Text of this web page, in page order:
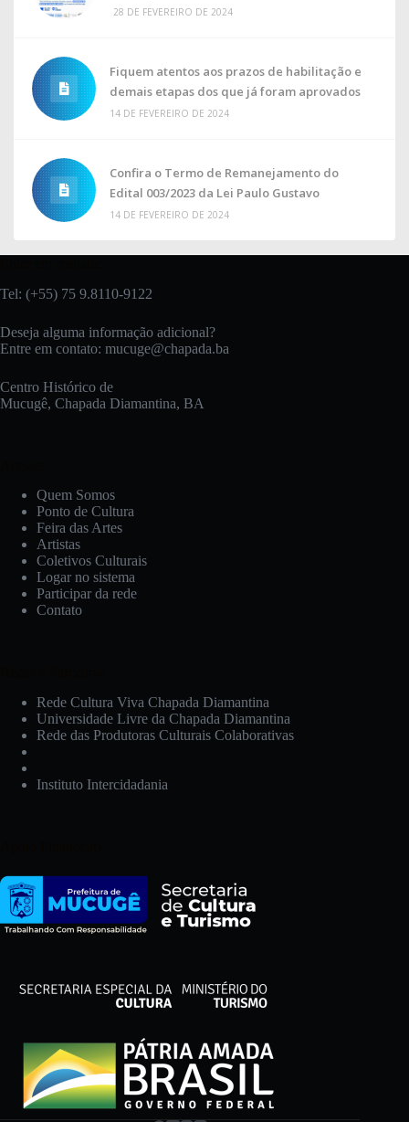
28 DE FEVEREIRO DE 2024
Fiquem atentos aos prazos de habilitação e
demais etapas dos que já foram aprovados
14 DE FEVEREIRO DE 2024
Confira o Termo de Remanejamento do
Edital 003/2023 da Lei Paulo Gustavo
14 DE FEVEREIRO DE 2024
Tel: (+55) 75 9.8110-9122
Deseja alguma informação adicional?
Entre em contato: mucuge@chapada.ba
Centro Histórico de
Mucugê, Chapada Diamantina, BA
Quem Somos
Ponto de Cultura
Feira das Artes
Artistas
Coletivos Culturais
Logar no sistema
Participar da rede
Contato
Rede Cultura Viva Chapada Diamantina
Universidade Livre da Chapada Diamantina
Rede das Produtoras Culturais Colaborativas
Instituto Intercidadania